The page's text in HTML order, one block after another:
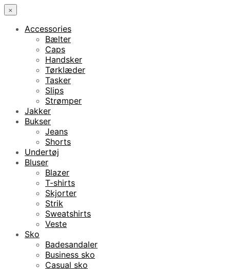
×
Accessories
Bælter
Caps
Handsker
Tørklæder
Tasker
Slips
Strømper
Jakker
Bukser
Jeans
Shorts
Undertøj
Bluser
Blazer
T-shirts
Skjorter
Strik
Sweatshirts
Veste
Sko
Badesandaler
Business sko
Casual sko